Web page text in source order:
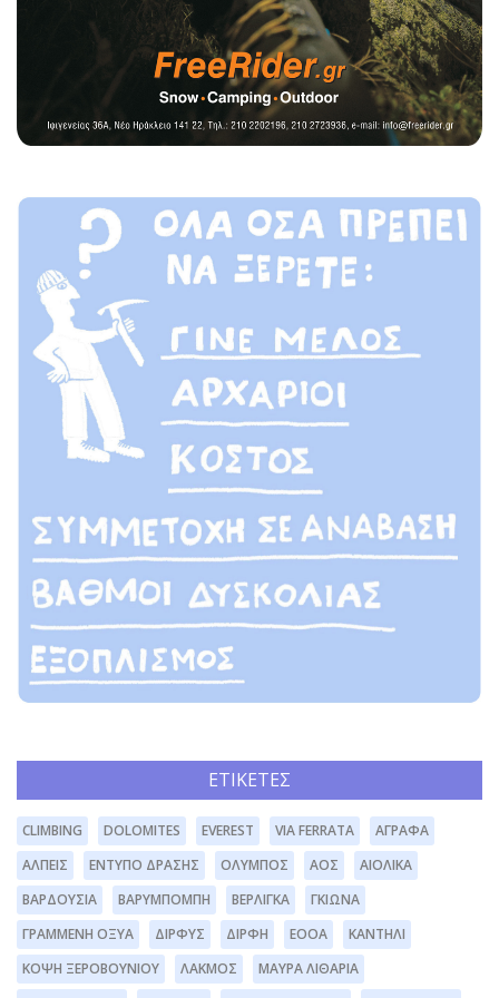
ΕΤΙΚΈΤΕΣ
CLIMBING DOLOMITES EVEREST VIA FERRATA
ΆΓΡΑΦΑ
ΆΛΠΕΙΣ
ΈΝΤΥΠΟ ΔΡΆΣΗΣ ΌΛΥΜΠΟΣ ΑΟΣ
ΑΙΟΛΙΚΆ
ΒΑΡΔΟΎΣΙΑ
ΒΑΡΥΜΠΌΜΠΗ ΒΕΡΛΊΓΚΑ
ΓΚΙΏΝΑ
ΓΡΑΜΜΈΝΗ ΟΞΥΆ
ΔΊΡΦΥΣ ΔΙΡΦΗ ΕΟΟΑ
ΚΑΝΤΉΛΙ
ΚΌΨΗ ΞΕΡΟΒΟΥΝΊΟΥ
ΛΆΚΜΟΣ
ΜΑΥΡΑ ΛΙΘΆΡΙΑ